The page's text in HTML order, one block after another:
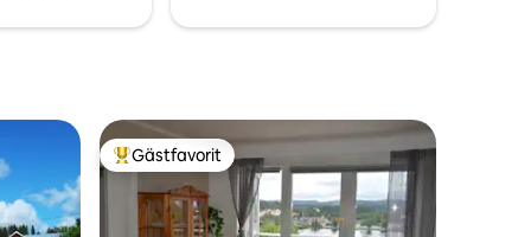
Populär gästfavorit
Gästfavorit